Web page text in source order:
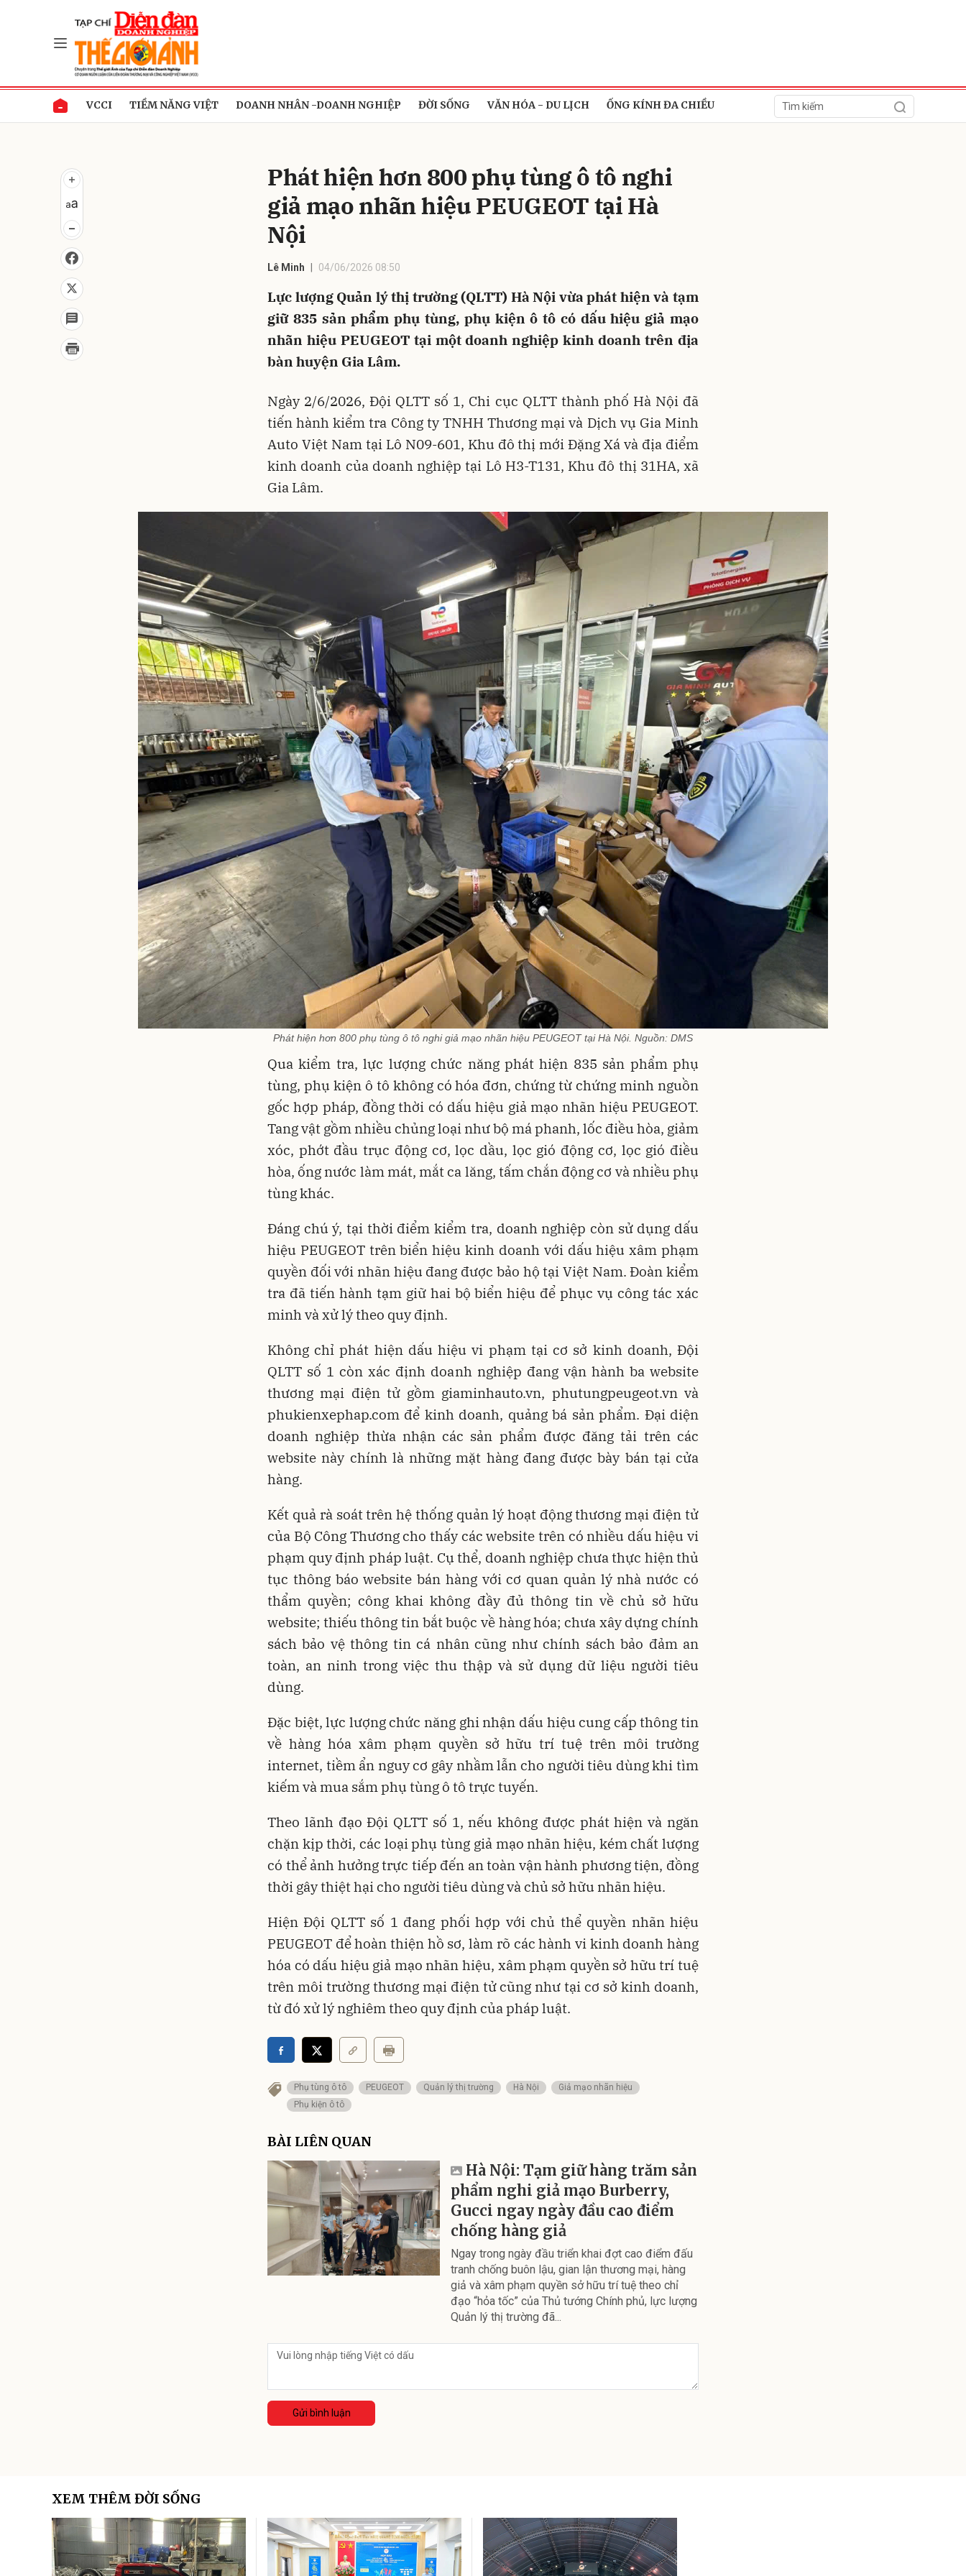
VCCI TIỀM NĂNG VIỆT DOANH NHÂN -DOANH NGHIỆP ĐỜI SỐNG VĂN HÓA - DU LỊCH ỐNG KÍNH ĐA CHIỀU
Phát hiện hơn 800 phụ tùng ô tô nghi
giả mạo nhãn hiệu PEUGEOT tại Hà
Nội
Lê Minh 04/06/2026 08:50
Lực lượng Quản lý thị trường (QLTT) Hà Nội vừa phát hiện và tạm
giữ 835 sản phẩm phụ tùng, phụ kiện ô tô có dấu hiệu giả mạo
nhãn hiệu PEUGEOT tại một doanh nghiệp kinh doanh trên địa
bàn huyện Gia Lâm.
Ngày 2/6/2026, Đội QLTT số 1, Chi cục QLTT thành phố Hà Nội đã
tiến hành kiểm tra Công ty TNHH Thương mại và Dịch vụ Gia Minh
Auto Việt Nam tại Lô N09-601, Khu đô thị mới Đặng Xá và địa điểm
kinh doanh của doanh nghiệp tại Lô H3-T131, Khu đô thị 31HA, xã
Gia Lâm.
Phát hiện hơn 800 phụ tùng ô tô nghi giả mạo nhãn hiệu PEUGEOT tại Hà Nội. Nguồn: DMS
Qua kiểm tra, lực lượng chức năng phát hiện 835 sản phẩm phụ
tùng, phụ kiện ô tô không có hóa đơn, chứng từ chứng minh nguồn
gốc hợp pháp, đồng thời có dấu hiệu giả mạo nhãn hiệu PEUGEOT.
Tang vật gồm nhiều chủng loại như bộ má phanh, lốc điều hòa, giảm
xóc, phớt đầu trục động cơ, lọc dầu, lọc gió động cơ, lọc gió điều
hòa, ống nước làm mát, mắt ca lăng, tấm chắn động cơ và nhiều phụ
tùng khác.
Đáng chú ý, tại thời điểm kiểm tra, doanh nghiệp còn sử dụng dấu
hiệu PEUGEOT trên biển hiệu kinh doanh với dấu hiệu xâm phạm
quyền đối với nhãn hiệu đang được bảo hộ tại Việt Nam. Đoàn kiểm
tra đã tiến hành tạm giữ hai bộ biển hiệu để phục vụ công tác xác
minh và xử lý theo quy định.
Không chỉ phát hiện dấu hiệu vi phạm tại cơ sở kinh doanh, Đội
QLTT số 1 còn xác định doanh nghiệp đang vận hành ba website
thương mại điện tử gồm giaminhauto.vn, phutungpeugeot.vn và
phukienxephap.com để kinh doanh, quảng bá sản phẩm. Đại diện
doanh nghiệp thừa nhận các sản phẩm được đăng tải trên các
website này chính là những mặt hàng đang được bày bán tại cửa
hàng.
Kết quả rà soát trên hệ thống quản lý hoạt động thương mại điện tử
của Bộ Công Thương cho thấy các website trên có nhiều dấu hiệu vi
phạm quy định pháp luật. Cụ thể, doanh nghiệp chưa thực hiện thủ
tục thông báo website bán hàng với cơ quan quản lý nhà nước có
thẩm quyền; công khai không đầy đủ thông tin về chủ sở hữu
website; thiếu thông tin bắt buộc về hàng hóa; chưa xây dựng chính
sách bảo vệ thông tin cá nhân cũng như chính sách bảo đảm an
toàn, an ninh trong việc thu thập và sử dụng dữ liệu người tiêu
dùng.
Đặc biệt, lực lượng chức năng ghi nhận dấu hiệu cung cấp thông tin
về hàng hóa xâm phạm quyền sở hữu trí tuệ trên môi trường
internet, tiềm ẩn nguy cơ gây nhầm lẫn cho người tiêu dùng khi tìm
kiếm và mua sắm phụ tùng ô tô trực tuyến.
Theo lãnh đạo Đội QLTT số 1, nếu không được phát hiện và ngăn
chặn kịp thời, các loại phụ tùng giả mạo nhãn hiệu, kém chất lượng
có thể ảnh hưởng trực tiếp đến an toàn vận hành phương tiện, đồng
thời gây thiệt hại cho người tiêu dùng và chủ sở hữu nhãn hiệu.
Hiện Đội QLTT số 1 đang phối hợp với chủ thể quyền nhãn hiệu
PEUGEOT để hoàn thiện hồ sơ, làm rõ các hành vi kinh doanh hàng
hóa có dấu hiệu giả mạo nhãn hiệu, xâm phạm quyền sở hữu trí tuệ
trên môi trường thương mại điện tử cũng như tại cơ sở kinh doanh,
từ đó xử lý nghiêm theo quy định của pháp luật.
Phụ tùng ô tô PEUGEOT Quản lý thị trường Hà Nội
Giả mạo nhãn hiệu
Phụ kiện ô tô
BÀI LIÊN QUAN
Hà Nội: Tạm giữ hàng trăm sản
phẩm nghi giả mạo Burberry,
Gucci ngay ngày đầu cao điểm
chống hàng giả
Ngay trong ngày đầu triển khai đợt cao điểm đấu
tranh chống buôn lậu, gian lận thương mại, hàng
giả và xâm phạm quyền sở hữu trí tuệ theo chỉ
đạo “hỏa tốc” của Thủ tướng Chính phủ, lực lượng
Quản lý thị trường đã...
Gửi bình luận
XEM THÊM ĐỜI SỐNG